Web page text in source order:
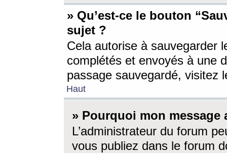
» Qu’est-ce le bouton
sujet ?
Cela autorise à sauvegarder
complétés et envoyés à une
passage sauvegardé, visitez
Haut
» Pourquoi mon message
L’administrateur du forum
vous publiez dans le forum